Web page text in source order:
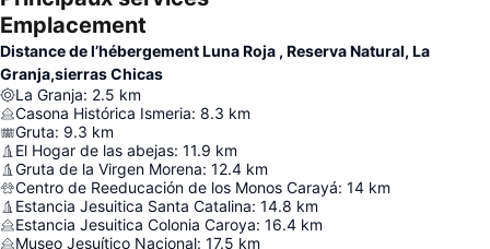
Emplacement
Distance de l’hébergement Luna Roja , Reserva Natural, La
Granja,sierras Chicas
La Granja: 2.5 km
Casona Histórica Ismeria: 8.3 km
Gruta: 9.3 km
El Hogar de las abejas: 11.9 km
Gruta de la Virgen Morena: 12.4 km
Centro de Reeducación de los Monos Carayá: 14 km
Estancia Jesuitica Santa Catalina: 14.8 km
Estancia Jesuitica Colonia Caroya: 16.4 km
Museo Jesuítico Nacional: 17.5 km